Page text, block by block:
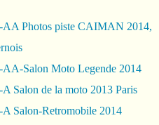
AA Photos piste CAIMAN 2014,
Salon Moto Legende 2014
Salon de la moto 2013 Paris
Salon-Retromobile 2014